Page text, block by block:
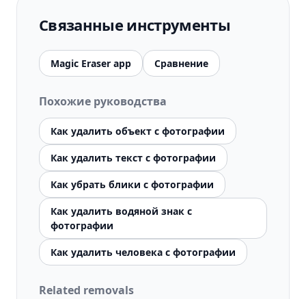
Связанные инструменты
Magic Eraser app Сравнение
Похожие руководства
Как удалить объект с фотографии
Как удалить текст с фотографии
Как убрать блики с фотографии
Как удалить водяной знак с
фотографии
Как удалить человека с фотографии
Related removals